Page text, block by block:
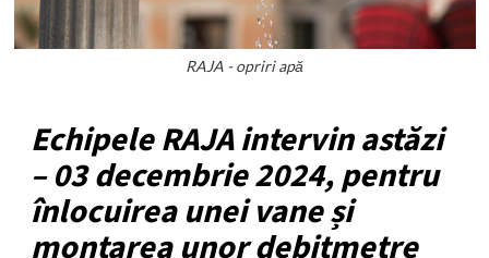
RAJA - opriri apă
Echipele RAJA intervin astăzi
– 03 decembrie 2024, pentru
înlocuirea unei vane și
montarea unor debitmetre